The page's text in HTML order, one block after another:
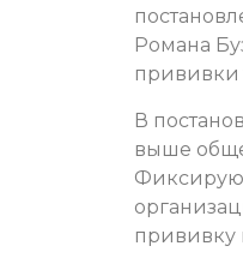
Романа
прививки
В
выше
прививку